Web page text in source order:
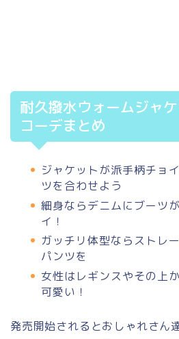
耐久撥水ウォームジャ
コーデまとめ
ジャケットが派手柄チョ
ツを合わせよう
細身ならデニムにブーツ
イ！
ガッチリ体型ならストレ
パンツを
女性はレギンスやその上
可愛い！
発売開始されるとおしゃれさん